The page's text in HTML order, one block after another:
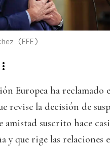
(EFE)
Europea ha reclamado
revise la decisión de
amistad suscrito hace
y que rige las relaciones